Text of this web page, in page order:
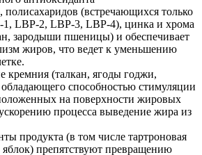
полисахаридов (встречающихся только
1, LBP-2, LBP-3, LBP-4), цинка и хрома
зародыши пшеницы) и обеспечивает
жиров, что ведет к уменьшению
кремния (талкан, ягоды годжи,
способностью стимуляции
на поверхности жировых
процесса выведение жира из
продукта (в том числе тартроновая
яблок) препятствуют превращению